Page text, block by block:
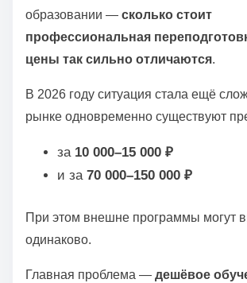
образовании — сколько стоит
профессиональная
цены так сильно отличаются.
В 2026 году ситуация стала ещё
рынке одновременно существуют
за 10 000–15 000 ₽
и за 70 000–150 000 ₽
При этом внешне программы могут
одинаково.
Главная проблема — дешёвое